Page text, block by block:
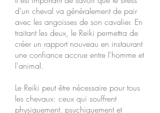
d’un cheval va généralement de pair
avec les angoisses de son cavalier. En
traitant les deux, le Reiki permettra de
créer un rapport nouveau en instaurant
une confiance accrue entre l'homme et
l'animal.
Le Reiki peut être nécessaire pour tous
les chevaux: ceux qui souffrent
physiquement, psychiquement et